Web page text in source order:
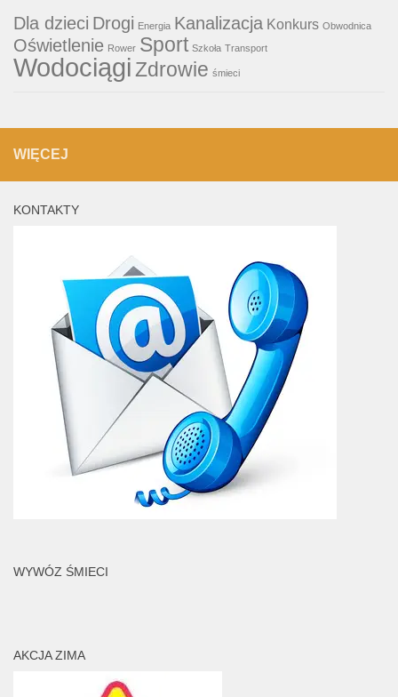
Dla dzieci Drogi Energia Kanalizacja Konkurs Obwodnica
Oświetlenie Rower Sport Szkoła Transport
WodociągiZdrowie śmieci
WIĘCEJ
KONTAKTY
WYWÓZ ŚMIECI
AKCJA ZIMA